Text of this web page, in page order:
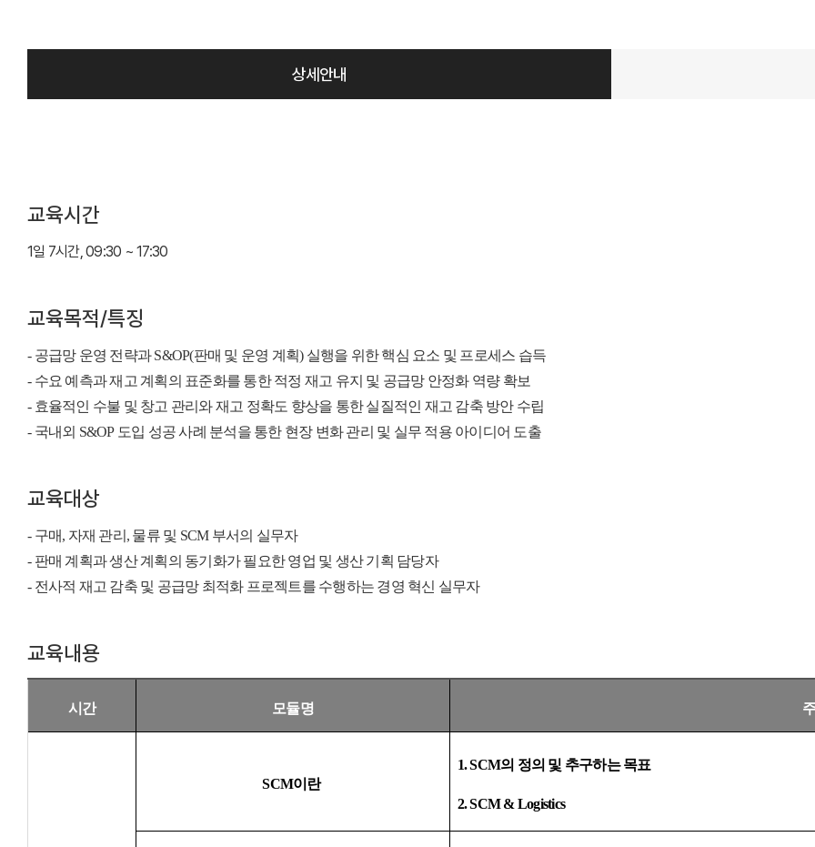
상세안내
교육시간
1일 7시간, 09:30 ~ 17:30
교육목적/특징
- 공급망 운영 전략과 S&OP(판매 및 운영 계획) 실행을 위한 핵심 요소 및 프로세스 습득
- 수요 예측과 재고 계획의 표준화를 통한 적정 재고 유지 및 공급망 안정화 역량 확보
- 효율적인 수불 및 창고 관리와 재고 정확도 향상을 통한 실질적인 재고 감축 방안 수립
- 국내외 S&OP 도입 성공 사례 분석을 통한 현장 변화 관리 및 실무 적용 아이디어 도출
교육대상
- 구매, 자재 관리, 물류 및 SCM 부서의 실무자
- 판매 계획과 생산 계획의 동기화가 필요한 영업 및 생산 기획 담당자
- 전사적 재고 감축 및 공급망 최적화 프로젝트를 수행하는 경영 혁신 실무자
교육내용
시간 모듈명
SCM이란
1. SCM의 정의 및 추구하는 목표
2. SCM & Logistics